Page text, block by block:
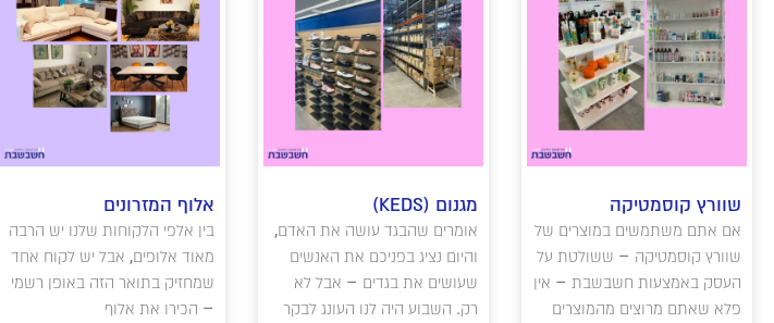
שוורץ קוסמטיקה
אם אתם משתמשים במוצרים של
שוורץ קוסמטיקה – ששולטת על
העסק באמצעות חשבשבת – אין
פלא שאתם מרוצים מהמוצרים
מגנום (KEDS)
אומרים שהבגד עושה את האדם,
והיום נציג בפניכם את האנשים
שעושים את בגדים – אבל לא
רק. השבוע היה לנו העונג לבקר
אלוף המזרונים
בין אלפי הלקוחות שלנו יש הרבה
מאוד אלופים, אבל יש לקוח אחד
שמחזיק בתואר הזה באופן רשמי
– הכירו את אלוף